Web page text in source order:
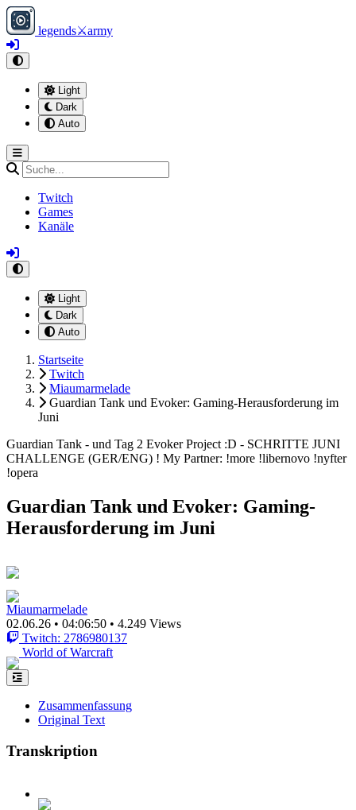
legends⚔army
Light
Dark
Auto
Twitch
Games
Kanäle
Light
Dark
Auto
Startseite
Twitch
Miaumarmelade
Guardian Tank und Evoker: Gaming-Herausforderung im
Juni
Guardian Tank - und Tag 2 Evoker Project :D - SCHRITTE JUNI
CHALLENGE (GER/ENG) ! My Partner: !more !libernovo !nyfter
!opera
Guardian Tank und Evoker: Gaming-
Herausforderung im Juni
Miaumarmelade
02.06.26 • 04:06:50 • 4.249 Views
Twitch: 2786980137
World of Warcraft
Zusammenfassung
Original Text
Transkription